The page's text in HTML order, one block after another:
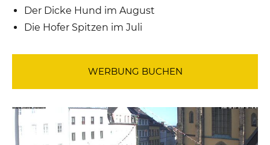
Der Dicke Hund im August
Die Hofer Spitzen im Juli
WERBUNG BUCHEN